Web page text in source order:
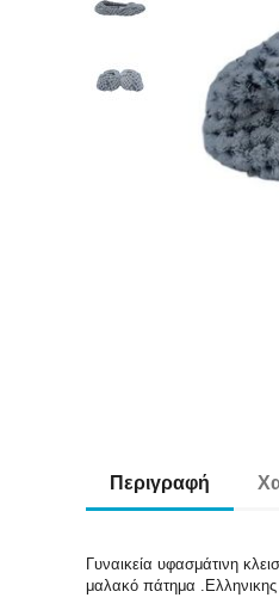
Περιγραφή
Γυναικεία υφασμάτινη
μαλακό πάτημα